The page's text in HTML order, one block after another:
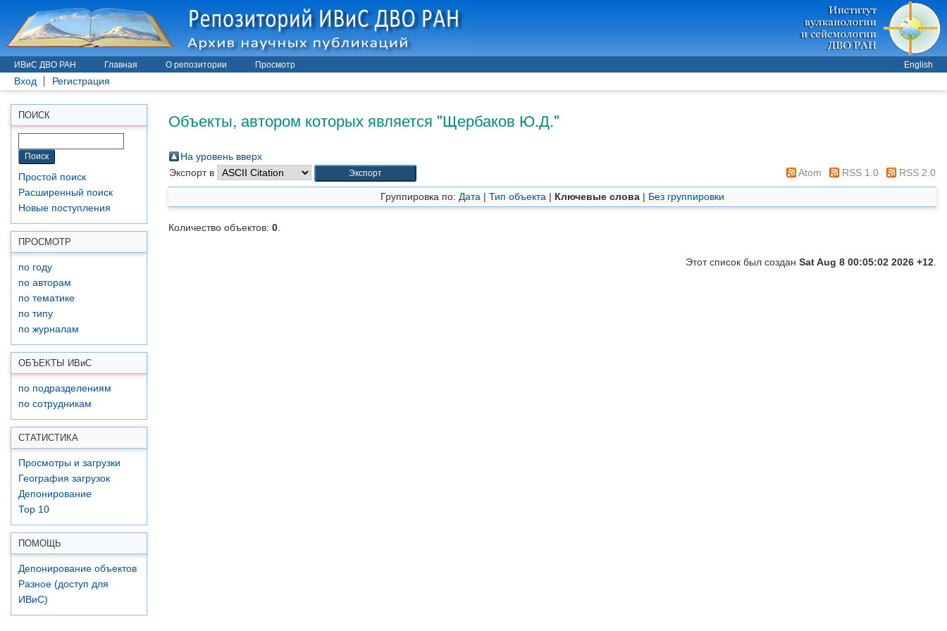
ИВиС ДВО РАН Главная О репозитории Просмотр English
Вход Регистрация
ПОИСК
Простой поиск
Расширенный поиск
Новые поступления
ПРОСМОТР
по году
по авторам
по тематике
по типу
по журналам
ОБЪЕКТЫ ИВиС
по подразделениям
по сотрудникам
СТАТИСТИКА
Просмотры и загрузки
География загрузок
Депонирование
Top 10
ПОМОЩЬ
Депонирование объектов
Разное (доступ для
ИВиС)
Объекты, автором которых является "Щербаков Ю.Д."
На уровень вверх
Экспорт в
Atom RSS 1.0 RSS 2.0
Группировка по: Дата | Тип объекта | Ключевые слова | Без группировки
Количество объектов: 0
Этот список был создан Sat Aug 8 00:05:02 2026 +12